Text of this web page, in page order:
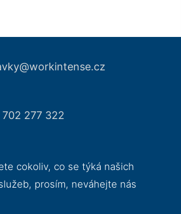
277 322
cokoliv, co se týká našich
prosím, neváhejte nás